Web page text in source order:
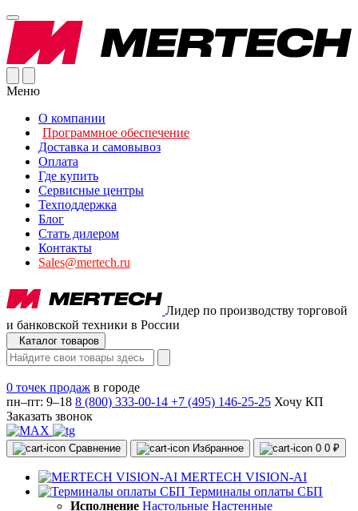
Меню
О компании
Программное обеспечение
Доставка и самовывоз
Оплата
Где купить
Сервисные центры
Техподдержка
Блог
Стать дилером
Контакты
Sales@mertech.ru
Лидер по производству торговой
и банковской техники в России
Каталог товаров
0 точек продаж в городе
пн–пт: 9–18 8 (800) 333-00-14 +7 (495) 146-25-25 Хочу КП
Заказать звонок
Сравнение Избранное 0 0 ₽
MERTECH VISION-AI
Терминалы оплаты СБП
Исполнение Настольные Настенные